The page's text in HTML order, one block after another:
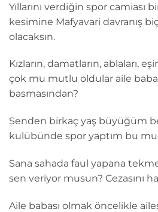
Yıllarını verdiğin spor
kesimine Mafyavari davranış
olacaksın.
Kızların, damatların, ablaları,
çok mu mutlu oldular aile
basmasından?
Senden birkaç yaş büyüğüm
kulübünde spor yaptım bu
Sana sahada faul yapana
sen veriyor musun? Cezasını
Aile babası olmak öncelikle